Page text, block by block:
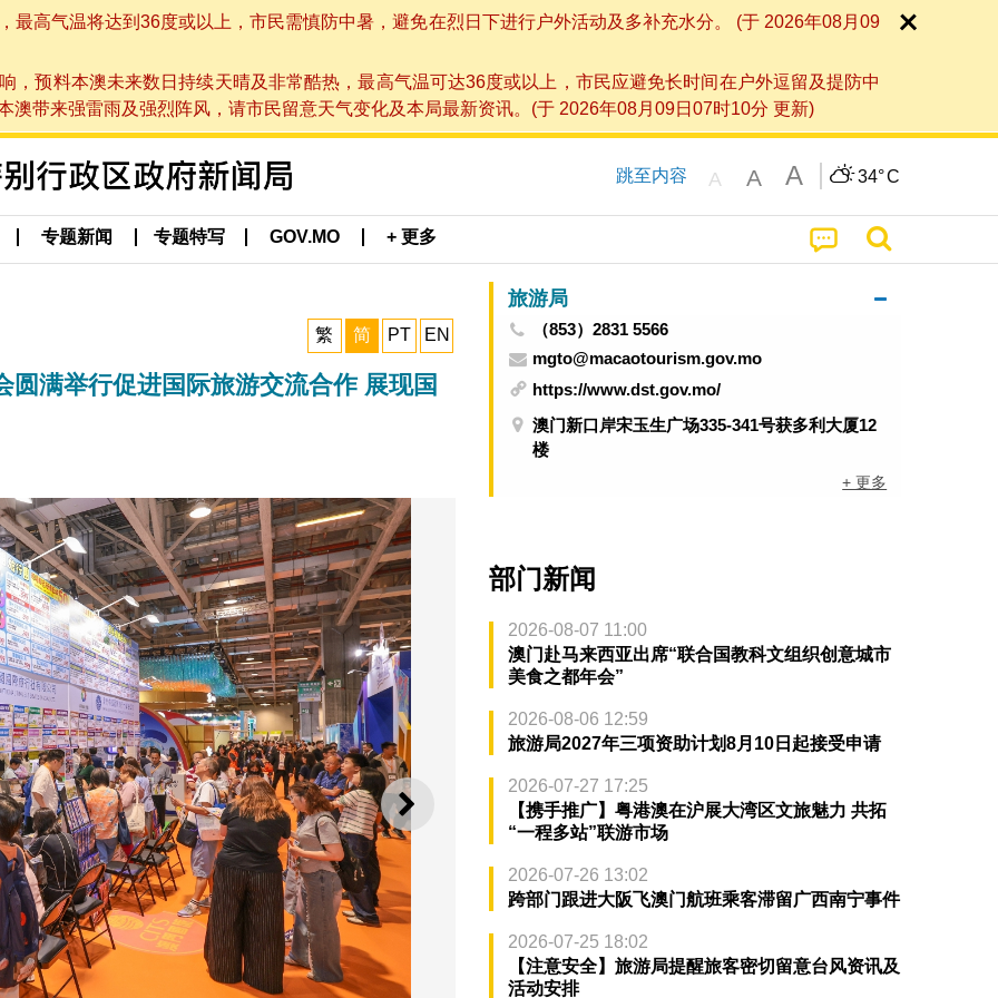
最高气温将达到36度或以上，市民需慎防中暑，避免在烈日下进行户外活动及多补充水分。 (于 2026年08月09
，预料本澳未来数日持续天晴及非常酷热，最高气温可达36度或以上，市民应避免长时间在户外逗留及提防中
澳带来强雷雨及强烈阵风，请市民留意天气变化及本局最新资讯。(于 2026年08月09日07时10分 更新)
跳至内容 A A A 34°C
专题新闻 专题特写 GOV.MO + 更多
繁 简 PT EN
满举行促进国际旅游交流合作 展现国
下一则
第十四届澳门国际旅游（产业）博览会圆满举行
旅游局
（853）2831 5566
mgto@macaotourism.gov.mo
https://www.dst.gov.mo/
澳门新口岸宋玉生广场335-341号获多利大厦12
楼
+ 更多
部门新闻
2026-08-07 11:00
澳门赴马来西亚出席“联合国教科文组织创意城市
美食之都年会”
2026-08-06 12:59
旅游局2027年三项资助计划8月10日起接受申请
2026-07-27 17:25
【携手推广】粤港澳在沪展大湾区文旅魅力 共拓
“一程多站”联游市场
2026-07-26 13:02
跨部门跟进大阪飞澳门航班乘客滞留广西南宁事件
2026-07-25 18:02
【注意安全】旅游局提醒旅客密切留意台风资讯及
活动安排